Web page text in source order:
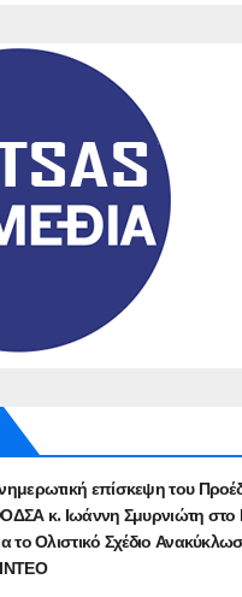
επίσκεψη του
κ. Ιωάννη Σμυρνιώτη στο
το Ολιστικό Σχέδιο